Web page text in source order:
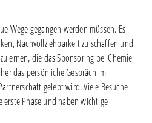
Wege gegangen werden müssen. Es
Nachvollziehbarkeit zu schaffen und
die das Sponsoring bei Chemie
das persönliche Gespräch im
gelebt wird. Viele Besuche
erste Phase und haben wichtige